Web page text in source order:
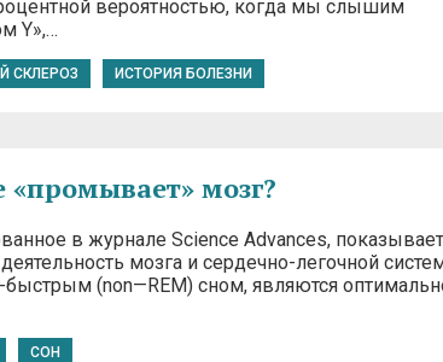
вероятностью, когда мы слышим
Y»,…
СКЛЕРОЗ ИСТОРИЯ БОЛЕЗНИ
мозг?
в журнале Science Advances,
мозга и сердечно-легочной
быстрым (non—REM) сном, являются
СОН